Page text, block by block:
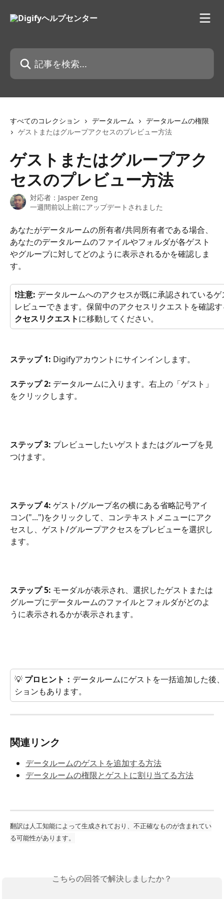
記事を検索...
すべてのコレクション データルーム
データルームの権限
ゲストまたはグループアクセスのプレビュー方法
ゲストまたはグループアク
セスのプレビュー方法
対応者： Jasper Zeng
一週間前以上前にアップデートされました
あなたがデータルームの所有者/共同所有者である場合、
あなたのデータルームのファイルやフォルダが各ゲスト
やグループに対してどのように表示されるかを確認しま
す。
❗注意: データルームへのアクセスが既に承認されている
レビューできます。保留中のアクセスリクエストを確認
クセスリクエストに移動してください。
ステップ 1: Digifyアカウントにサインインします。
ステップ 2: データルームに入ります。右上の「ゲスト」
をクリックします。
ステップ 3: プレビューしたいゲストまたはグループを見
つけます。
ステップ 4: ゲスト/グループ名の横にある省略記号アイ
コン("...")をクリックして、コンテキストメニューにアク
セスし、ゲスト/グループアクセスをプレビューを選択し
ます。
ステップ 5: モーダルが表示され、選択したゲストまたは
グループにデータルームのファイルとフォルダがどのよ
うに表示されるかが表示されます。
💡 プロヒント： データルームにゲストを一括追加した後
ションもあります。
関連リンク
データルームのゲストを追加する方法
データルームの権限とゲストに割り当てる方法
翻訳は人工知能によって生成されており、不正確なものが含まれてい
る可能性があります。
こちらの回答で解決しましたか？